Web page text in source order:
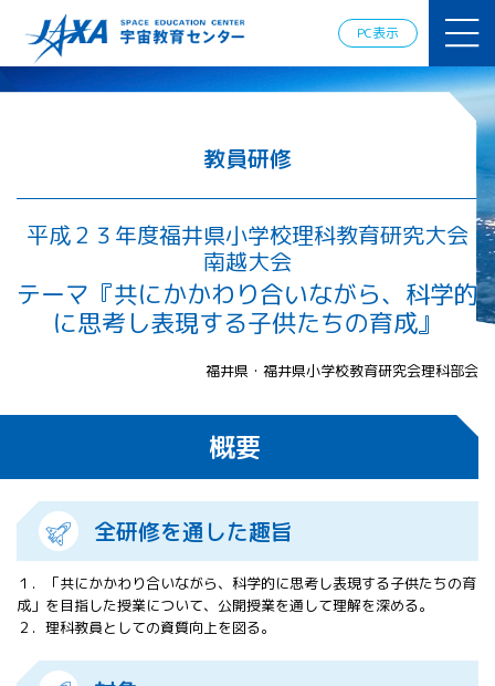
PC表示
ミー
ロスペース
情報の発
信
宇宙を活用
した教育実
践例
体験的学
習機会の
提供（国
際）
ジア太平洋
地域宇宙機
関会議）宇
APRSAF宇宙
教育 for All
分科会 年次
会合
APRSAFポス
ターコンテ
教員研修
平成２３年度福井県小学校理科教育研究大会
南越大会
テーマ『共にかかわり合いながら、科学的
に思考し表現する子供たちの育成』
福井県・福井県小学校教育研究会理科部会
概要
全研修を通した趣旨
１．「共にかかわり合いながら、科学的に思考し表現する子供たちの育
成」を目指した授業について、公開授業を通して理解を深める。
２．理科教員としての資質向上を図る。